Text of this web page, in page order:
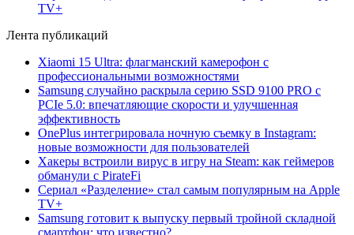
TV+
Лента публикаций
Xiaomi 15 Ultra: флагманский камерофон с
профессиональными возможностями
Samsung случайно раскрыла серию SSD 9100 PRO с
PCIe 5.0: впечатляющие скорости и улучшенная
эффективность
OnePlus интегрировала ночную съемку в Instagram:
новые возможности для пользователей
Хакеры встроили вирус в игру на Steam: как геймеров
обманули с PirateFi
Сериал «Разделение» стал самым популярным на Apple
TV+
Samsung готовит к выпуску первый тройной складной
смартфон: что известно?